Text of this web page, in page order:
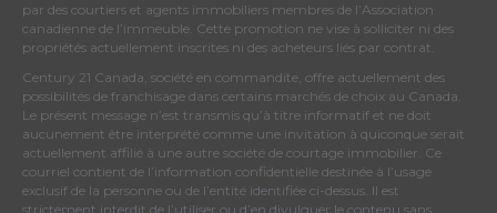
par des courtiers et agents immobiliers membres de l’Association
canadienne de l’immeuble . Cette promotion ne vise à solliciter ni des
propriétés actuellement inscrites ni des acheteurs liés par contrat.
Century 21 Canada, société en commandite, offre actuellement des
possibilités de franchisage dans certains marchés de choix au Canada.
Le présent message n’est transmis qu’à titre informatif et ne doit
aucunement être interprété comme une invitation à quiconque serait
actuellement affilié à une autre société de courtage immobilier. Ce
courriel contient de l’information confidentielle destinée à l’usage
exclusif de la personne ou de l’entité identifiée ci-dessus. Il est
strictement interdit de l’utiliser ou d’en divulguer le contenu sans